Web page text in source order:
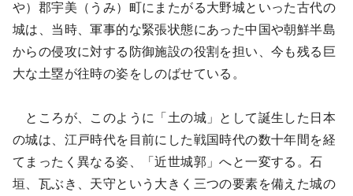
や）郡宇美（うみ）町にまたがる大野城といった古代の
城は、当時、軍事的な緊張状態にあった中国や朝鮮半島
からの侵攻に対する防御施設の役割を担い、今も残る巨
大な土塁が往時の姿をしのばせている。
ところが、このように「土の城」として誕生した日本
の城は、江戸時代を目前にした戦国時代の数十年間を経
てまったく異なる姿、「近世城郭」へと一変する。石
垣、瓦ぶき、天守という大きく三つの要素を備えた城の